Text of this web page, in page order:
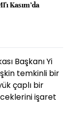
Kasım’da
Başkanı Yi
temkinli bir
çaplı bir
işaret